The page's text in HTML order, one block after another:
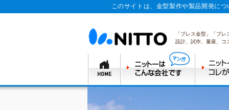
このサイトは、金型製作や製品開発に
「プレス金型」「プ
設計、試作、量産、コ